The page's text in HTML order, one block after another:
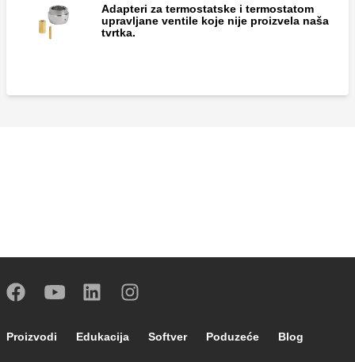
Adapteri za termostatske i termostatom
upravljane ventile koje nije proizvela naša
tvrtka.
Footer main navigation
Proizvodi Edukacija Softver Poduzeće Blog